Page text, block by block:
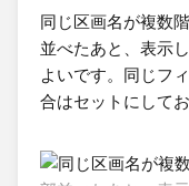
同じ区画名が複数
並べたあと、表示
よいです。同じフ
合はセットにして